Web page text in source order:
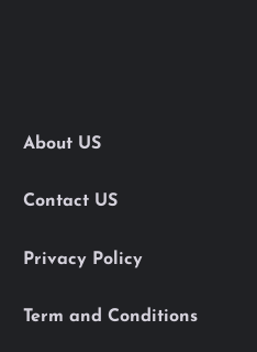
About US
Contact US
Privacy Policy
Term and Conditions